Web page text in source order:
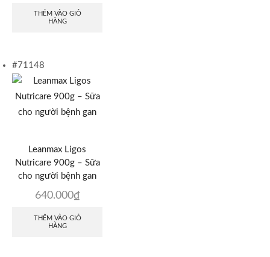
THÊM VÀO GIỎ
HÀNG
#71148
Leanmax Ligos
Nutricare 900g – Sữa
cho người bệnh gan
640.000₫
THÊM VÀO GIỎ
HÀNG